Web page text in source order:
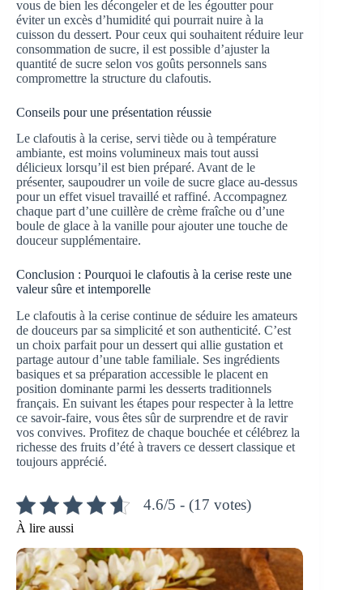
vous de bien les décongeler et de les égoutter pour
éviter un excès d’humidité qui pourrait nuire à la
cuisson du dessert. Pour ceux qui souhaitent réduire leur
consommation de sucre, il est possible d’ajuster la
quantité de sucre selon vos goûts personnels sans
compromettre la structure du clafoutis.
Conseils pour une présentation réussie
Le clafoutis à la cerise, servi tiède ou à température
ambiante, est moins volumineux mais tout aussi
délicieux lorsqu’il est bien préparé. Avant de le
présenter, saupoudrer un voile de sucre glace au-dessus
pour un effet visuel travaillé et raffiné. Accompagnez
chaque part d’une cuillère de crème fraîche ou d’une
boule de glace à la vanille pour ajouter une touche de
douceur supplémentaire.
Conclusion : Pourquoi le clafoutis à la cerise reste une
valeur sûre et intemporelle
Le clafoutis à la cerise continue de séduire les amateurs
de douceurs par sa simplicité et son authenticité. C’est
un choix parfait pour un dessert qui allie gustation et
partage autour d’une table familiale. Ses ingrédients
basiques et sa préparation accessible le placent en
position dominante parmi les desserts traditionnels
français. En suivant les étapes pour respecter à la lettre
ce savoir-faire, vous êtes sûr de surprendre et de ravir
vos convives. Profitez de chaque bouchée et célébrez la
richesse des fruits d’été à travers ce dessert classique et
toujours apprécié.
4.6/5 - (17 votes)
À lire aussi